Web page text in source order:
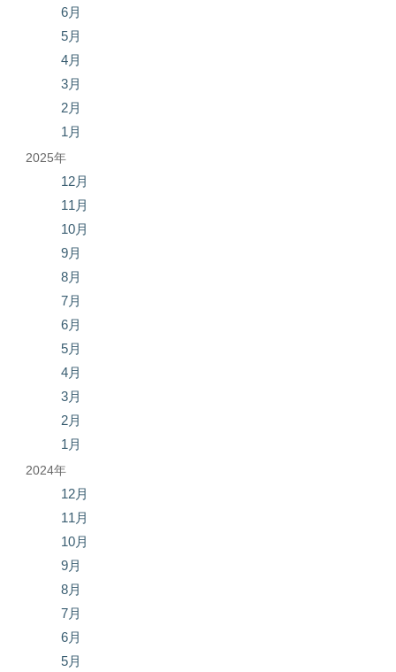
6月
5月
4月
3月
2月
1月
2025年
12月
11月
10月
9月
8月
7月
6月
5月
4月
3月
2月
1月
2024年
12月
11月
10月
9月
8月
7月
6月
5月